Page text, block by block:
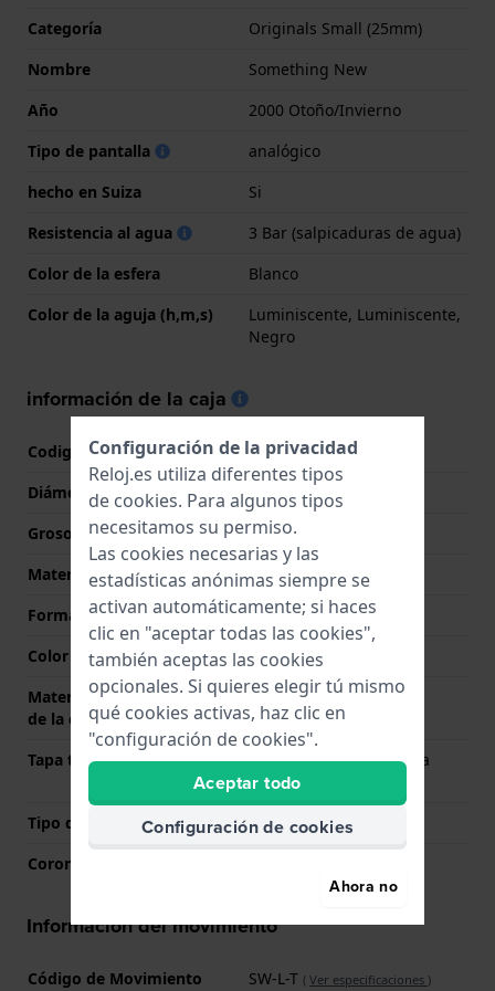
Categoría
Originals Small (25mm)
Nombre
Something New
Año
2000 Otoño/Invierno
Tipo de pantalla
analógico
hecho en Suiza
Si
Resistencia al agua
3 Bar (salpicaduras de agua)
Color de la esfera
Blanco
Color de la aguja (h,m,s)
Luminiscente, Luminiscente,
Negro
información de la caja
Codigo de caja
LB153
Diámetro
25 mm
Grosor de la caja
7.2 mm
Material
Resina
Forma del reloj
Redondo
Color de la caja
Negro
Material de la parte trasera
de la caja
Resina
Tapa trasera
Maletín con tapa para la
batería
Tipo de cristal
Acrílico
Corona
Información del movimiento
Código de Movimiento SW-L-T ( Ver especificaciones )
Configuración de la privacidad
Reloj.es utiliza diferentes tipos
de cookies. Para algunos tipos
necesitamos su permiso.
Las cookies necesarias y las
estadísticas anónimas siempre se
activan automáticamente; si haces
clic en "aceptar todas las cookies",
también aceptas las cookies
opcionales. Si quieres elegir tú mismo
qué cookies activas, haz clic en
"configuración de cookies".
Aceptar todo
Configuración de cookies
Ahora no